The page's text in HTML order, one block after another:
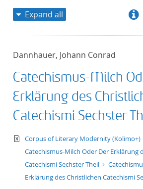
Expand all
Dannhauer, Johann Conrad
Catechismus-Milch
Erklärung des
Catechismi Sechster
text/xml
Corpus of Literary Modernity (Kolimo+)
Catechismus-Milch Oder Der Erklärung
Catechismi Sechster Theil
Erklärung des Christlichen Catechismi